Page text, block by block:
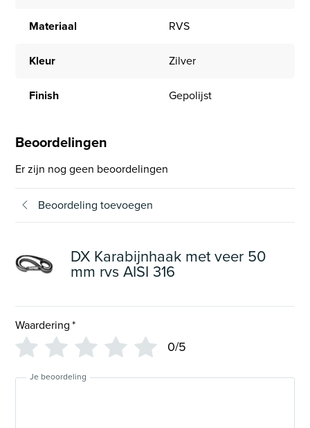
Materiaal RVS
Kleur Zilver
Finish Gepolijst
Beoordelingen
Er zijn nog geen beoordelingen
Beoordeling toevoegen
DX Karabijnhaak met veer 50
mm rvs AISI 316
Waardering*
0/5
Je beoordeling